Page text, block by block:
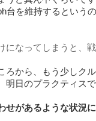
台を維持するという
なってしまうと、戦
ろから、もう少しク
明日のプラクティス
せがあるような状況